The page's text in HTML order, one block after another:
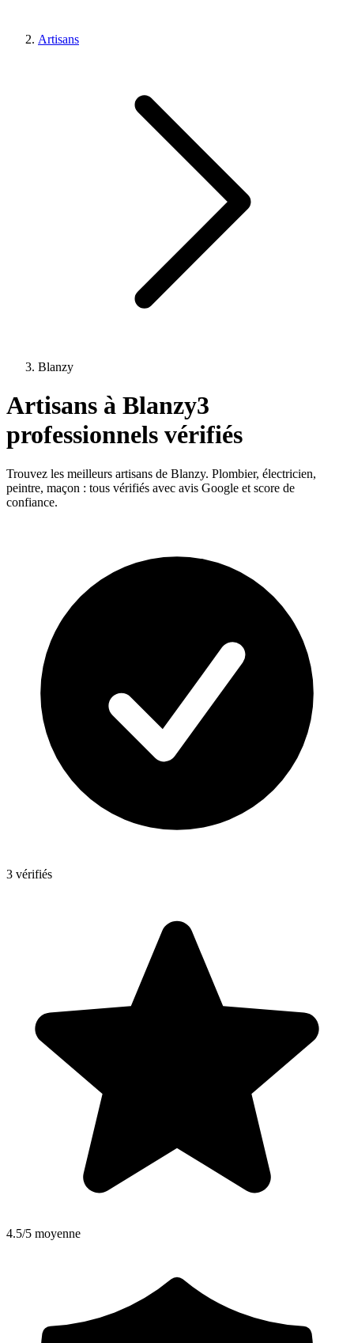
Artisans
Blanzy
Artisans à Blanzy3
professionnels vérifiés
Trouvez les meilleurs artisans de Blanzy. Plombier, électricien,
peintre, maçon : tous vérifiés avec avis Google et score de
confiance.
3 vérifiés
4.5/5 moyenne